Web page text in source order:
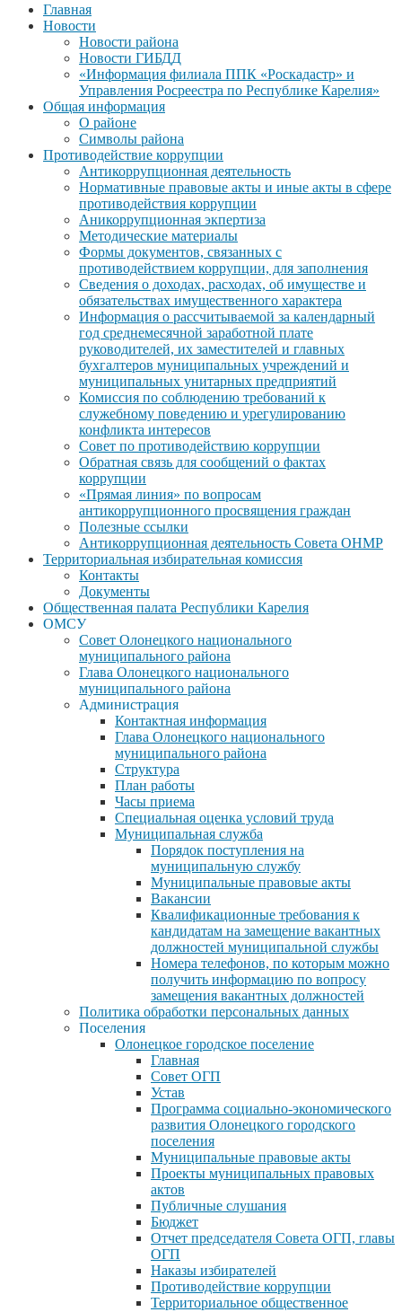
Главная
Новости
Новости района
Новости ГИБДД
«Информация филиала ППК «Роскадастр» и
Управления Росреестра по Республике Карелия»
Общая информация
О районе
Символы района
Противодействие коррупции
Антикоррупционная деятельность
Нормативные правовые акты и иные акты в сфере
противодействия коррупции
Аникоррупционная экпертиза
Методические материалы
Формы документов, связанных с
противодействием коррупции, для заполнения
Сведения о доходах, расходах, об имуществе и
обязательствах имущественного характера
Информация о рассчитываемой за календарный
год среднемесячной заработной плате
руководителей, их заместителей и главных
бухгалтеров муниципальных учреждений и
муниципальных унитарных предприятий
Комиссия по соблюдению требований к
служебному поведению и урегулированию
конфликта интересов
Совет по противодействию коррупции
Обратная связь для сообщений о фактах
коррупции
«Прямая линия» по вопросам
антикоррупционного просвящения граждан
Полезные ссылки
Антикоррупционная деятельность Совета ОНМР
Территориальная избирательная комиссия
Контакты
Документы
Общественная палата Республики Карелия
ОМСУ
Совет Олонецкого национального
муниципального района
Глава Олонецкого национального
муниципального района
Администрация
Контактная информация
Глава Олонецкого национального
муниципального района
Структура
План работы
Часы приема
Специальная оценка условий труда
Муниципальная служба
Порядок поступления на
муниципальную службу
Муниципальные правовые акты
Вакансии
Квалификационные требования к
кандидатам на замещение вакантных
должностей муниципальной службы
Номера телефонов, по которым можно
получить информацию по вопросу
замещения вакантных должностей
Политика обработки персональных данных
Поселения
Олонецкое городское поселение
Главная
Совет ОГП
Устав
Программа социально-экономического
развития Олонецкого городского
поселения
Муниципальные правовые акты
Проекты муниципальных правовых
актов
Публичные слушания
Бюджет
Отчет председателя Совета ОГП, главы
ОГП
Наказы избирателей
Противодействие коррупции
Территориальное общественное